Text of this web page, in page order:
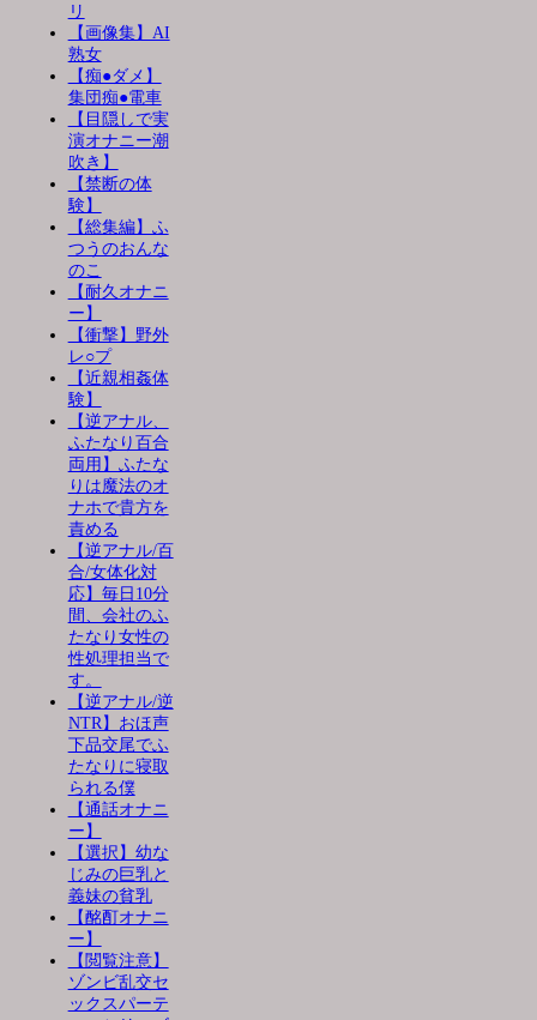
リ
【画像集】AI
熟女
【痴●ダメ】
集団痴●電車
【目隠しで実
演オナニー潮
吹き】
【禁断の体
験】
【総集編】ふ
つうのおんな
のこ
【耐久オナニ
ー】
【衝撃】野外
レ○プ
【近親相姦体
験】
【逆アナル、
ふたなり百合
両用】ふたな
りは魔法のオ
ナホで貴方を
責める
【逆アナル/百
合/女体化対
応】毎日10分
間、会社のふ
たなり女性の
性処理担当で
す。
【逆アナル/逆
NTR】おほ声
下品交尾でふ
たなりに寝取
られる僕
【通話オナニ
ー】
【選択】幼な
じみの巨乳と
義妹の貧乳
【酩酊オナニ
ー】
【閲覧注意】
ゾンビ乱交セ
ックスパーテ